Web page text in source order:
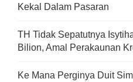
Kekal Dalam Pasaran
TH Tidak Sepatutnya
Bilion, Amal Perakaunan
Ke Mana Perginya Duit